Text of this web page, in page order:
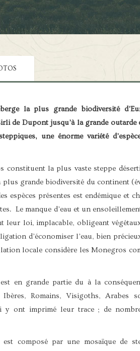
la plus grande biodiversité
de Dupont jusqu’à la grande outarde
une énorme variété
la plus vaste steppe
grande biodiversité du continent
espèces présentes est endémique et
Le manque d’eau et un
leur loi, implacable, obligeant
d’économiser l’eau, bien
locale considère les Monegros
en grande partie du à la
Romains, Visigoths, Arabes
y ont imprimé leur trace ; de
composé par une mosaïque de